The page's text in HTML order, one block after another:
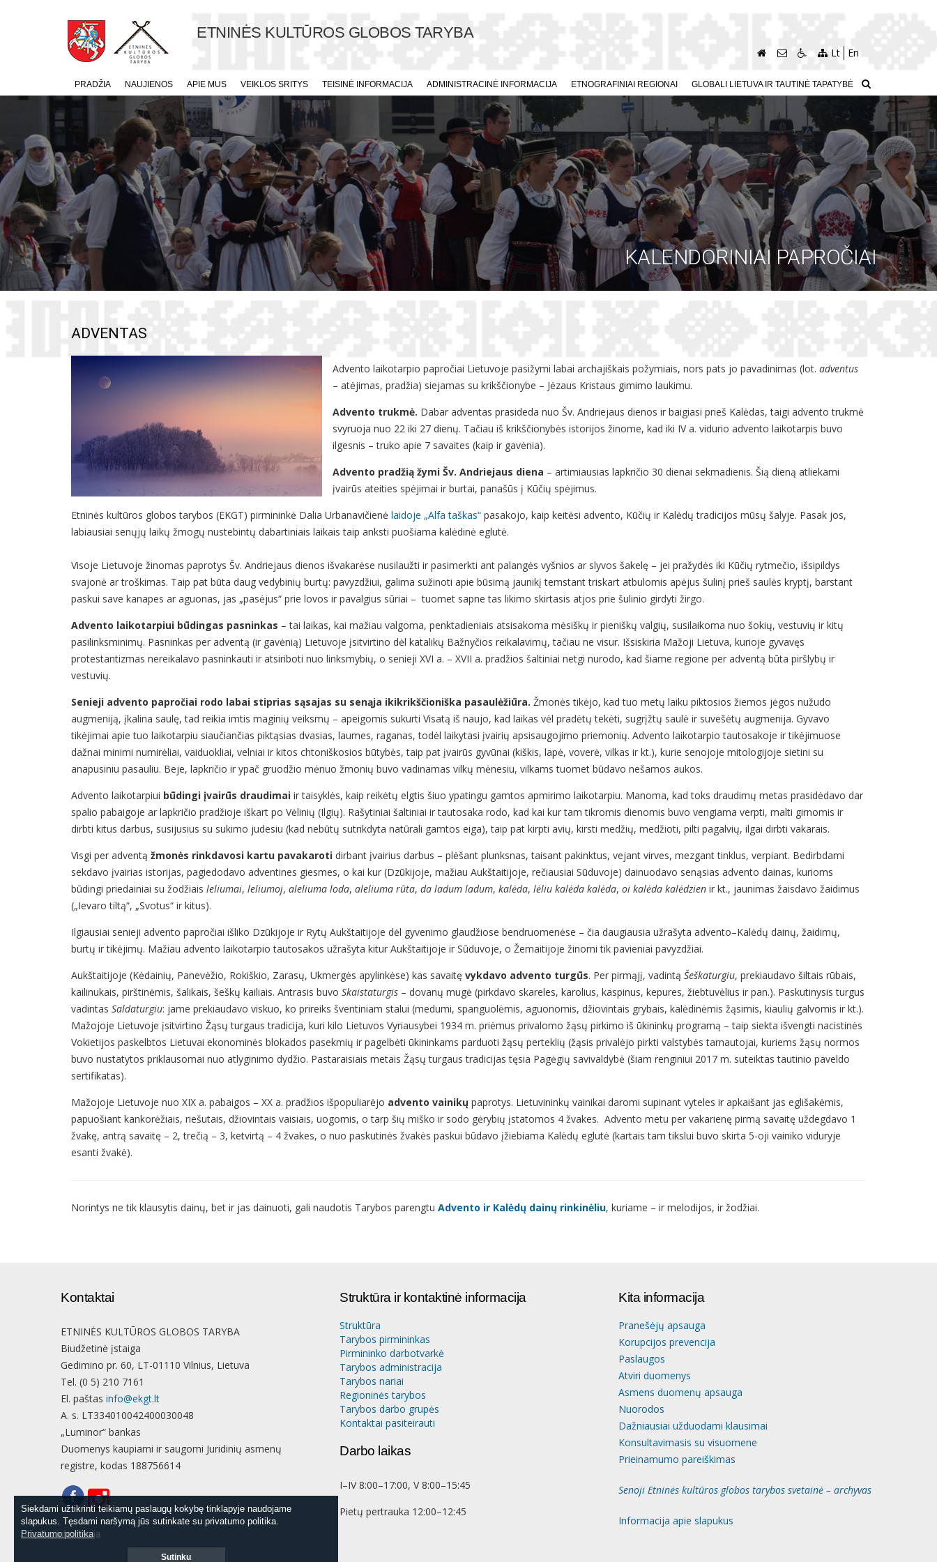
Siekdami užtikrinti teikiamų paslaugų kokybę tinklapyje naudojame
slapukus. Tęsdami naršymą jūs sutinkate su privatumo politika.
Slapukų informacija
Sutinku
Siekdami užtikrinti teikiamų paslaugų kokybę tinklapyje naudojame
slapukus. Tęsdami naršymą jūs sutinkate su privatumo politika.
Privatumo politika
Sutinku
ETNINĖS KULTŪROS GLOBOS TARYBA
Lt En
PRADŽIA NAUJIENOS APIE MUS VEIKLOS SRITYS TEISINĖ INFORMACIJA ADMINISTRACINĖ INFORMACIJA ETNOGRAFINIAI REGIONAI GLOBALI LIETUVA IR TAUTINĖ TAPATYBĖ
KALENDORINIAI PAPROČIAI
ADVENTAS
Advento laikotarpio papročiai Lietuvoje pasižymi labai archajiškais požymiais, nors pats jo pavadinimas (lot. adventus
– atėjimas, pradžia) siejamas su krikščionybe – Jėzaus Kristaus gimimo laukimu.
Advento trukmė. Dabar adventas prasideda nuo Šv. Andriejaus dienos ir baigiasi prieš Kalėdas, taigi advento trukmė
svyruoja nuo 22 iki 27 dienų. Tačiau iš krikščionybės istorijos žinome, kad iki IV a. vidurio advento laikotarpis buvo
ilgesnis – truko apie 7 savaites (kaip ir gavėnia).
Advento pradžią žymi Šv. Andriejaus diena – artimiausias lapkričio 30 dienai sekmadienis. Šią dieną atliekami
įvairūs ateities spėjimai ir burtai, panašūs į Kūčių spėjimus.
Etninės kultūros globos tarybos (EKGT) pirmininkė Dalia Urbanavičienė laidoje „Alfa taškas“ pasakojo, kaip keitėsi advento, Kūčių ir Kalėdų tradicijos mūsų šalyje. Pasak jos,
labiausiai senųjų laikų žmogų nustebintų dabartiniais laikais taip anksti puošiama kalėdinė eglutė.
Visoje Lietuvoje žinomas paprotys Šv. Andriejaus dienos išvakarėse nusilaužti ir pasimerkti ant palangės vyšnios ar slyvos šakelę – jei pražydės iki Kūčių rytmečio, išsipildys
svajonė ar troškimas. Taip pat būta daug vedybinių burtų: pavyzdžiui, galima sužinoti apie būsimą jaunikį temstant triskart atbulomis apėjus šulinį prieš saulės kryptį, barstant
paskui save kanapes ar aguonas, jas „pasėjus“ prie lovos ir pavalgius sūriai – tuomet sapne tas likimo skirtasis atjos prie šulinio girdyti žirgo.
Advento laikotarpiui būdingas pasninkas – tai laikas, kai mažiau valgoma, penktadieniais atsisakoma mėsiškų ir pieniškų valgių, susilaikoma nuo šokių, vestuvių ir kitų
pasilinksminimų. Pasninkas per adventą (ir gavėnią) Lietuvoje įsitvirtino dėl katalikų Bažnyčios reikalavimų, tačiau ne visur. Išsiskiria Mažoji Lietuva, kurioje gyvavęs
protestantizmas nereikalavo pasninkauti ir atsiriboti nuo linksmybių, o senieji XVI a. – XVII a. pradžios šaltiniai netgi nurodo, kad šiame regione per adventą būta piršlybų ir
vestuvių.
Senieji advento papročiai rodo labai stiprias sąsajas su senąja ikikrikščioniška pasaulėžiūra. Žmonės tikėjo, kad tuo metų laiku piktosios žiemos jėgos nužudo
augmeniją, įkalina saulę, tad reikia imtis maginių veiksmų – apeigomis sukurti Visatą iš naujo, kad laikas vėl pradėtų tekėti, sugrįžtų saulė ir suvešėtų augmenija. Gyvavo
tikėjimai apie tuo laikotarpiu siaučiančias piktąsias dvasias, laumes, raganas, todėl laikytasi įvairių apsisaugojimo priemonių. Advento laikotarpio tautosakoje ir tikėjimuose
dažnai minimi numirėliai, vaiduokliai, velniai ir kitos chtoniškosios būtybės, taip pat įvairūs gyvūnai (kiškis, lapė, voverė, vilkas ir kt.), kurie senojoje mitologijoje sietini su
anapusiniu pasauliu. Beje, lapkričio ir ypač gruodžio mėnuo žmonių buvo vadinamas vilkų mėnesiu, vilkams tuomet būdavo nešamos aukos.
Advento laikotarpiui būdingi įvairūs draudimai ir taisyklės, kaip reikėtų elgtis šiuo ypatingu gamtos apmirimo laikotarpiu. Manoma, kad toks draudimų metas prasidėdavo dar
spalio pabaigoje ar lapkričio pradžioje iškart po Vėlinių (Ilgių). Rašytiniai šaltiniai ir tautosaka rodo, kad kai kur tam tikromis dienomis buvo vengiama verpti, malti girnomis ir
dirbti kitus darbus, susijusius su sukimo judesiu (kad nebūtų sutrikdyta natūrali gamtos eiga), taip pat kirpti avių, kirsti medžių, medžioti, pilti pagalvių, ilgai dirbti vakarais.
Visgi per adventą žmonės rinkdavosi kartu pavakaroti dirbant įvairius darbus – plėšant plunksnas, taisant pakinktus, vejant virves, mezgant tinklus, verpiant. Bedirbdami
sekdavo įvairias istorijas, pagiedodavo adventines giesmes, o kai kur (Dzūkijoje, mažiau Aukštaitijoje, rečiausiai Sūduvoje) dainuodavo senąsias advento dainas, kurioms
būdingi priedainiai su žodžiais leliumai, leliumoj, aleliuma loda, aleliuma rūta, da ladum ladum, kalėda, lėliu kalėda kalėda, oi kalėda kalėdzien ir kt., jaunimas žaisdavo žaidimus
(„Ievaro tiltą“, „Svotus“ ir kitus).
Ilgiausiai senieji advento papročiai išliko Dzūkijoje ir Rytų Aukštaitijoje dėl gyvenimo glaudžiose bendruomenėse – čia daugiausia užrašyta advento–Kalėdų dainų, žaidimų,
burtų ir tikėjimų. Mažiau advento laikotarpio tautosakos užrašyta kitur Aukštaitijoje ir Sūduvoje, o Žemaitijoje žinomi tik pavieniai pavyzdžiai.
Aukštaitijoje (Kėdainių, Panevėžio, Rokiškio, Zarasų, Ukmergės apylinkėse) kas savaitę vykdavo advento turgūs. Per pirmąjį, vadintą Šeškaturgiu, prekiaudavo šiltais rūbais,
kailinukais, pirštinėmis, šalikais, šeškų kailiais. Antrasis buvo Skaistaturgis – dovanų mugė (pirkdavo skareles, karolius, kaspinus, kepures, žiebtuvėlius ir pan.). Paskutinysis turgus
vadintas Saldaturgiu: jame prekiaudavo viskuo, ko prireiks šventiniam stalui (medumi, spanguolėmis, aguonomis, džiovintais grybais, kalėdinėmis žąsimis, kiaulių galvomis ir kt.).
Mažojoje Lietuvoje įsitvirtino Žąsų turgaus tradicija, kuri kilo Lietuvos Vyriausybei 1934 m. priėmus privalomo žąsų pirkimo iš ūkininkų programą – taip siekta išvengti nacistinės
Vokietijos paskelbtos Lietuvai ekonominės blokados pasekmių ir pagelbėti ūkininkams parduoti žąsų perteklių (žąsis privalėjo pirkti valstybės tarnautojai, kuriems žąsų normos
buvo nustatytos priklausomai nuo atlyginimo dydžio. Pastaraisiais metais Žąsų turgaus tradicijas tęsia Pagėgių savivaldybė (šiam renginiui 2017 m. suteiktas tautinio paveldo
sertifikatas).
Mažojoje Lietuvoje nuo XIX a. pabaigos – XX a. pradžios išpopuliarėjo advento vainikų paprotys. Lietuvininkų vainikai daromi supinant vyteles ir apkaišant jas eglišakėmis,
papuošiant kankorėžiais, riešutais, džiovintais vaisiais, uogomis, o tarp šių miško ir sodo gėrybių įstatomos 4 žvakes. Advento metu per vakarienę pirmą savaitę uždegdavo 1
žvakę, antrą savaitę – 2, trečią – 3, ketvirtą – 4 žvakes, o nuo paskutinės žvakės paskui būdavo įžiebiama Kalėdų eglutė (kartais tam tikslui buvo skirta 5-oji vainiko viduryje
esanti žvakė).
Norintys ne tik klausytis dainų, bet ir jas dainuoti, gali naudotis Tarybos parengtu Advento ir Kalėdų dainų rinkinėliu, kuriame – ir melodijos, ir žodžiai.
Kontaktai
ETNINĖS KULTŪROS GLOBOS TARYBA
Biudžetinė įstaiga
Gedimino pr. 60, LT-01110 Vilnius, Lietuva
Tel. (0 5) 210 7161
El. paštas info@ekgt.lt
A. s. LT334010042400030048
„Luminor“ bankas
Duomenys kaupiami ir saugomi Juridinių asmenų
registre, kodas 188756614
Struktūra ir kontaktinė informacija
Struktūra
Tarybos pirmininkas
Pirmininko darbotvarkė
Tarybos administracija
Tarybos nariai
Regioninės tarybos
Tarybos darbo grupės
Kontaktai pasiteirauti
Darbo laikas
I–IV 8:00–17:00, V 8:00–15:45
Pietų pertrauka 12:00–12:45
Kita informacija
Pranešėjų apsauga
Korupcijos prevencija
Paslaugos
Atviri duomenys
Asmens duomenų apsauga
Nuorodos
Dažniausiai užduodami klausimai
Konsultavimasis su visuomene
Prieinamumo pareiškimas
Senoji Etninės kultūros globos tarybos svetainė – archyvas
Informacija apie slapukus